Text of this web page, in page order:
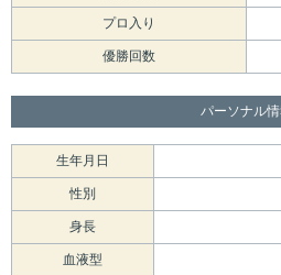
プロ入り
優勝回数
パーソナル
生年月日
性別
身長
血液型